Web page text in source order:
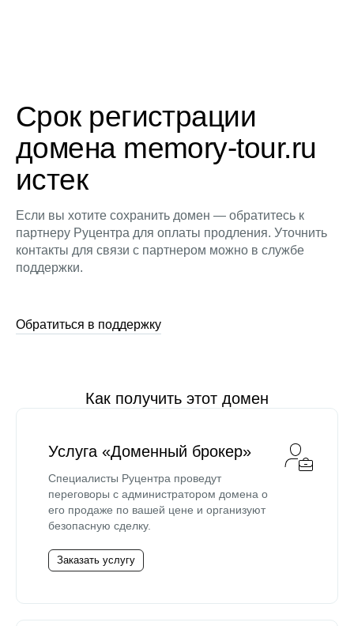
Срок регистрации
домена memory-tour.ru
истек
Если вы хотите сохранить домен — обратитесь к
партнеру Руцентра для оплаты продления. Уточнить
контакты для связи с партнером можно в службе
поддержки.
Обратиться в поддержку
Как получить этот домен
Услуга «Доменный брокер»
Специалисты Руцентра проведут
переговоры с администратором домена о
его продаже по вашей цене и организуют
безопасную сделку.
Заказать услугу